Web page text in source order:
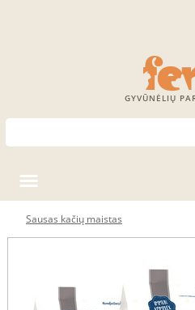
GYVŪNĖLIŲ
Sausas kačių maistas